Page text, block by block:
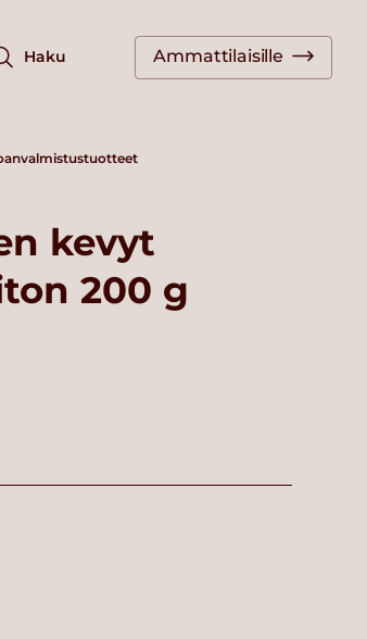
Haku Ammattilaisille
kevyt
200 g